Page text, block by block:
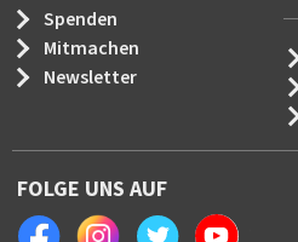
Spenden
Mitmachen
Newsletter
FOLGE UNS AUF
FacebookInstagramTwitter